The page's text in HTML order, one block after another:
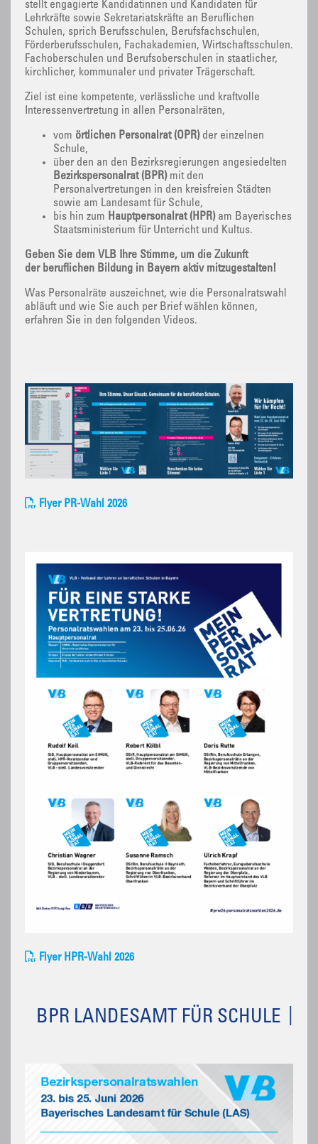
stellt engagierte Kandidatinnen und Kandidaten für
Lehrkräfte sowie Sekretariatskräfte an Beruflichen
Schulen, sprich Berufsschulen, Berufsfachschulen,
Förderberufsschulen, Fachakademien, Wirtschaftsschulen.
Fachoberschulen und Berufsoberschulen in staatlicher,
kirchlicher, kommunaler und privater Trägerschaft.
Ziel ist eine kompetente, verlässliche und kraftvolle
Interessenvertretung in allen Personalräten,
vom örtlichen Personalrat (ÖPR)der einzelnen
Schule,
über den an den Bezirksregierungen angesiedelten
Bezirkspersonalrat (BPR)mit den
Personalvertretungen in den kreisfreien Städten
sowie am Landesamt für Schule,
bis hin zum Hauptpersonalrat (HPR)am Bayerisches
Staatsministerium für Unterricht und Kultus.
Geben Sie dem VLB Ihre Stimme, um die Zukunft
der beruflichen Bildung in Bayern aktiv mitzugestalten!
Was Personalräte auszeichnet, wie die Personalratswahl
abläuft und wie Sie auch per Brief wählen können,
erfahren Sie in den folgenden Videos.
Flyer PR-Wahl 2026
Flyer HPR-Wahl 2026
BPR LANDESAMT FÜR SCHULE